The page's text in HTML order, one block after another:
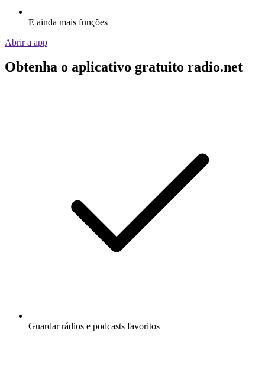
E ainda mais funções
Abrir a app
Obtenha o aplicativo gratuito radio.net
Guardar rádios e podcasts favoritos